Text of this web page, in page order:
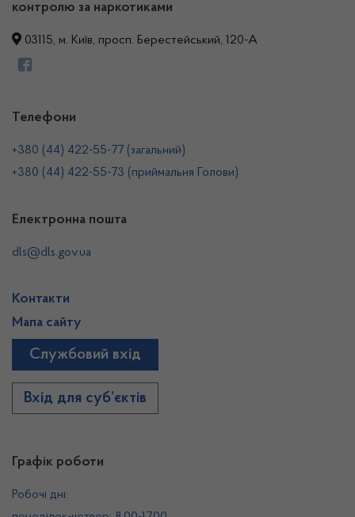
контролю за наркотиками
03115, м. Київ, просп. Берестейський, 120-А
Графік роботи
Робочі дні:
Телефони
+380 (44) 422-55-77 (загальний)
+380 (44) 422-55-73 (приймальня Голови)
Електронна пошта
dls@dls.gov.ua
Контакти
Мапа сайту
Службовий вхід
Вхід для суб’єктів